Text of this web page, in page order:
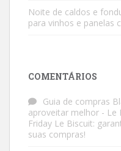
Noite de caldos e
para vinhos e panelas
COMENTÁRIOS
Guia de compras
aproveitar melhor - Le
Friday Le Biscuit:
suas compras!